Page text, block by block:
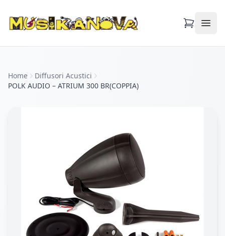
Apri
Home
Diffusori Acustici
POLK AUDIO – ATRIUM 300 BR(COPPIA)